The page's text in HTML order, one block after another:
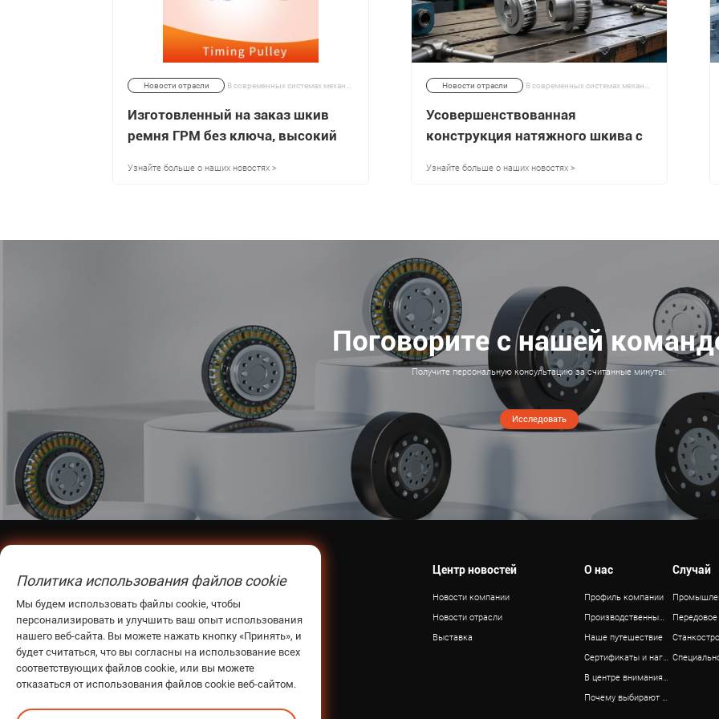
Новости отрасли В современных системах механического привода спрос на высокомоментную и эффективную передачу мощности продолжает расти. | 15/09/2025
Изготовленный на заказ шкив
ремня ГРМ без ключа, высокий
Узнайте больше о наших новостях >
Новости отрасли В современных системах механической трансмиссии производительность часто определяется компонентами, которые работают тихо в фоновом режиме. Одной из таких важных частей является зубчатый натяжной шкив, важнейший элемент систем газораспределения, ременных передач и узлов точного управления движением. | 28/04/2026
Усовершенствованная
конструкция натяжного шкива с
Узнайте больше о наших новостях >
Поговорите с нашей
Получите персональную консультацию за считанные минуты.
Исследовать
Ньюгир
Предпочтительный бренд
Роботизированные совместные двигатели
Центр новостей
Новости компании
Новости отрасли
Выставка
О нас
Профиль компании
Производственные мощности
Наше путешествие
Сертификаты и награды
В центре внимания — команда
Почему выбирают нас?
Случай
Политика использования файлов cookie
Мы будем использовать файлы cookie, чтобы
персонализировать и улучшить ваш опыт использования
нашего веб-сайта. Вы можете нажать кнопку «Принять», и
будет считаться, что вы согласны на использование всех
соответствующих файлов cookie, или вы можете
отказаться от использования файлов cookie веб-сайтом.